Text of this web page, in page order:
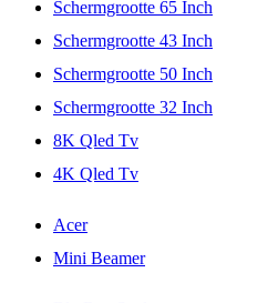
Schermgrootte 65 Inch
Schermgrootte 43 Inch
Schermgrootte 50 Inch
Schermgrootte 32 Inch
8K Qled Tv
4K Qled Tv
Acer
Mini Beamer